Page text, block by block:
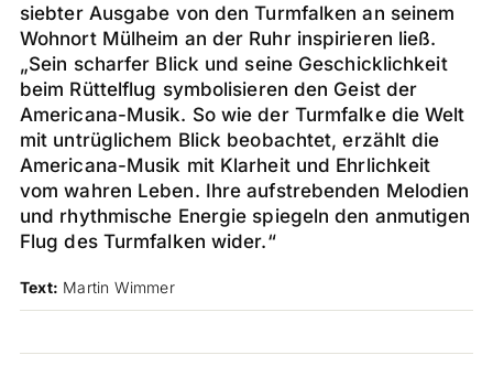
siebter Ausgabe von den Turmfalken an seinem
Wohnort Mülheim an der Ruhr inspirieren ließ.
„Sein scharfer Blick und seine Geschicklichkeit
beim Rüttelflug symbolisieren den Geist der
Americana-Musik. So wie der Turmfalke die Welt
mit untrüglichem Blick beobachtet, erzählt die
Americana-Musik mit Klarheit und Ehrlichkeit
vom wahren Leben. Ihre aufstrebenden Melodien
und rhythmische Energie spiegeln den anmutigen
Flug des Turmfalken wider.“
Text: Martin Wimmer